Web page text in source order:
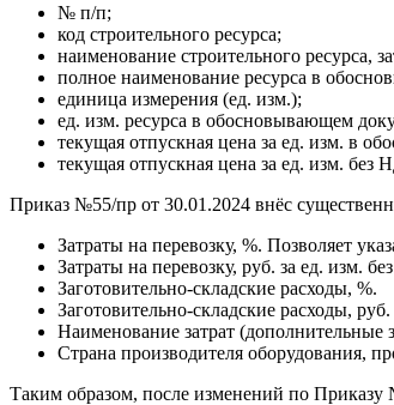
№ п/п;
код строительного ресурса;
наименование строительного ресурса,
полное наименование ресурса в
единица измерения (ед. изм.);
ед. изм. ресурса в обосновывающем
текущая отпускная цена за ед. изм. в
текущая отпускная цена за ед. изм. без
Приказ №55/пр от 30.01.2024 внёс
Затраты на перевозку, %. Позволяет
Затраты на перевозку, руб. за ед. изм.
Заготовительно-складские расходы, %.
Заготовительно-складские расходы, руб.
Наименование затрат
Страна производителя оборудования,
Таким образом, после изменений по